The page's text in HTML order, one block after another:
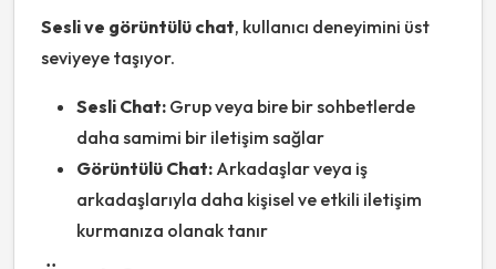
Sesli ve görüntülü chat, kullanıcı deneyimini üst
seviyeye taşıyor.
Sesli Chat: Grup veya bire bir sohbetlerde
daha samimi bir iletişim sağlar
Görüntülü Chat: Arkadaşlar veya iş
arkadaşlarıyla daha kişisel ve etkili iletişim
kurmanıza olanak tanır